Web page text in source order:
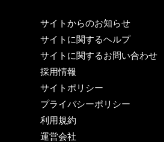
サイトからのお知らせ
サイトに関するヘルプ
サイトに関するお問い合わせ
採用情報
サイトポリシー
プライバシーポリシー
利用規約
運営会社